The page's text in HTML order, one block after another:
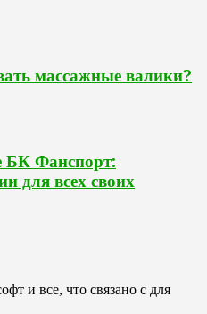
массажные валики?
БК Фанспорт:
для всех своих
и все, что связано с для